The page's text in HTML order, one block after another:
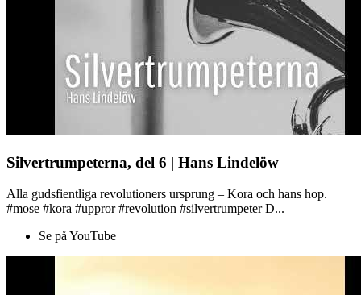
Silvertrumpeterna, del 6 | Hans Lindelöw
Alla gudsfientliga revolutioners ursprung – Kora och hans hop.
#mose #kora #uppror #revolution #silvertrumpeter D...
Se på YouTube